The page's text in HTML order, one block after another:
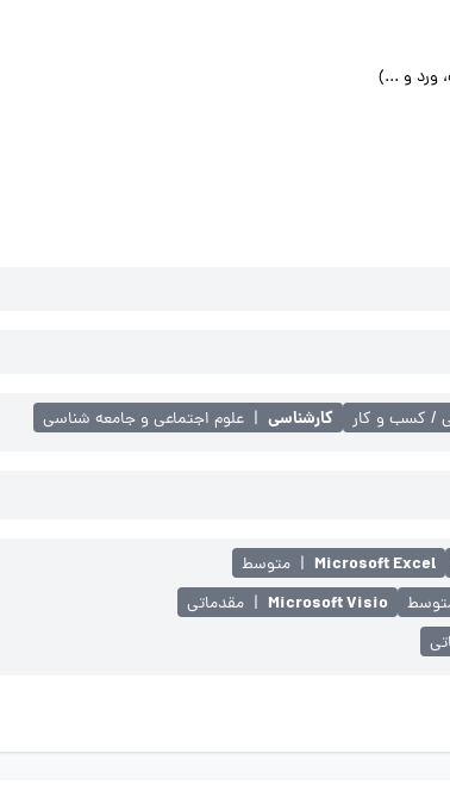
ورد و ...)
/ کسب و کار کارشناسی | علوم اجتماعی و جامعه شناسی
Microsoft Excel
| متوسط
Microsoft Visio
| مقدماتی